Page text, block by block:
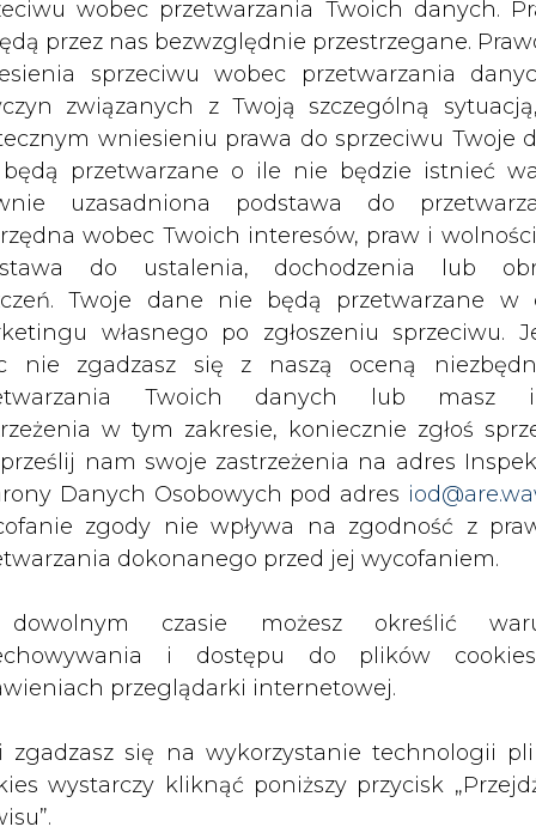
sprzeciwu wobec przetwarzania
związanych z Twoją szczególną
wniesieniu prawa do sprzeciwu Twoje
przetwarzane o ile nie będzie istnieć
uzasadniona podstawa do
wobec Twoich interesów, praw i
do ustalenia, dochodzenia lub
Twoje dane nie będą przetwarzane w
własnego po zgłoszeniu sprzeciwu.
nie zgadzasz się z naszą oceną
Twoich danych lub masz
w tym zakresie, koniecznie zgłoś
nam swoje zastrzeżenia na adres
Danych Osobowych pod adres
zgody nie wpływa na zgodność z
dokonanego przed jej wycofaniem.
i dostępu do plików
przeglądarki internetowej.
wystarczy kliknąć poniższy przycisk
Artykuł powstał bez wsparcia narzędzi sztucznej
publikacji do szkoleń treningowych LLM.
PODPIS
Przesłanie komentarza oznacza akceptację zasad korzystania
z portalu cire.pl
wyślij
treści marketingowych w postaci newslettera
w Warszawie.